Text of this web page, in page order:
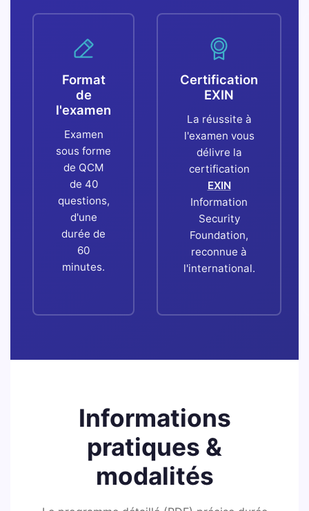
Format
de
l'examen
Examen
sous forme
de QCM
de 40
questions,
d'une
durée de
60
minutes.
Certification
EXIN
La réussite à
l'examen vous
délivre la
certification
EXIN
Information
Security
Foundation,
reconnue à
l'international.
Informations
pratiques &
modalités